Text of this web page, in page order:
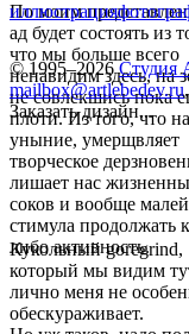
По моим
ад будет состоять из
что мы больше всего
ненавидим здесь, на
не совлекшись пока
плоти. Из того, что
уныние, умерщвляет
творческое
лишает нас
соков и вообще
стимула продолжать
либо активность.
Кукольный goregrind,
который мы видим
лично меня не
обескураживает.
иллюстрация
© 1995–2026 Студия
mailbox@artlebedev.ru,
Заказать дизайн...